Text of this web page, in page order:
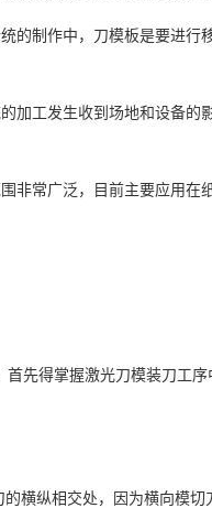
的制作中，刀模板是要进
加工发生收到场地和设备
非常广泛，目前主要应用在
先得掌握激光刀模装刀工
纵相交处，因为横向模切